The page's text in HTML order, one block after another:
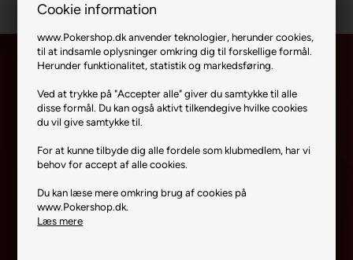
Cookie information
www.Pokershop.dk anvender teknologier, herunder cookies,
til at indsamle oplysninger omkring dig til forskellige formål.
Herunder funktionalitet, statistik og markedsføring.
Ved at trykke på "Accepter alle" giver du samtykke til alle
disse formål. Du kan også aktivt tilkendegive hvilke cookies
du vil give samtykke til.
For at kunne tilbyde dig alle fordele som klubmedlem, har vi
behov for accept af alle cookies.
Du kan læse mere omkring brug af cookies på
www.Pokershop.dk.
Læs mere
Hold dig opdateret
når det gælder